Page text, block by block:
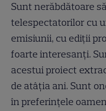
Sunt nerăbdătoare
telespectatorilor cu
emisiunii, cu ediţii
foarte interesanţi.
acestui proiect
de atâţia ani. Sunt
în preferinţele